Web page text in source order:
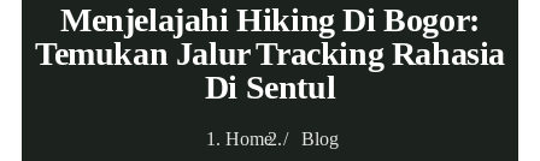
Menjelajahi Hiking Di Bogor:
Temukan Jalur Tracking Rahasia
Di Sentul
Home Blog